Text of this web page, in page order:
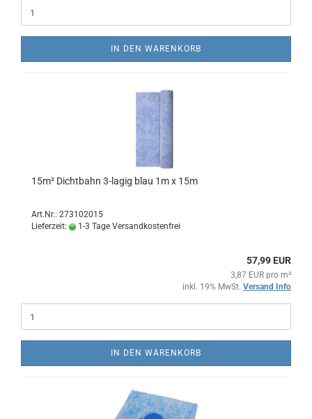
IN DEN WARENKORB
15m² Dichtbahn 3-lagig blau 1m x 15m
Art.Nr.: 273102015
Lieferzeit:
1-3 Tage Versandkostenfrei
57,99 EUR
3,87 EUR pro m²
inkl. 19% MwSt. Versand Info
IN DEN WARENKORB